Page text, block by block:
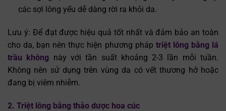
các sợi lông yếu dễ dàng rời ra khỏi da.
Lưu ý: Để đạt được hiệu quả tốt nhất và đảm bảo an toàn
cho da, bạn nên thực hiện phương pháp triệt lông bằng lá
trầu không này với tần suất khoảng 2-3 lần mỗi tuần.
Không nên sử dụng trên vùng da có vết thương hở hoặc
đang bị viêm nhiễm.
2. Triệt lông bằng thảo dược hoa cúc